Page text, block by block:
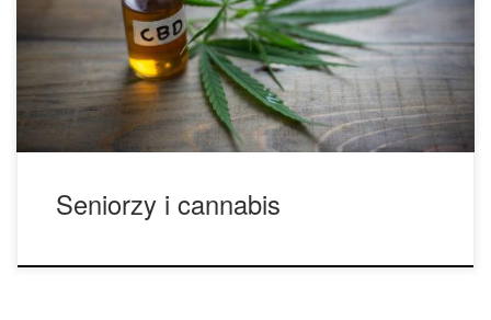
najczęstszymi lekami farmaceutycznymi. Pamiętaj, że ze
względu na przedawkowanie THC nie zmarła ani jedna
osoba. Co więcej, marihuana zawiera silne
przeciwutleniacze, które mogą przynieść ulgę […]
Seniorzy i cannabis